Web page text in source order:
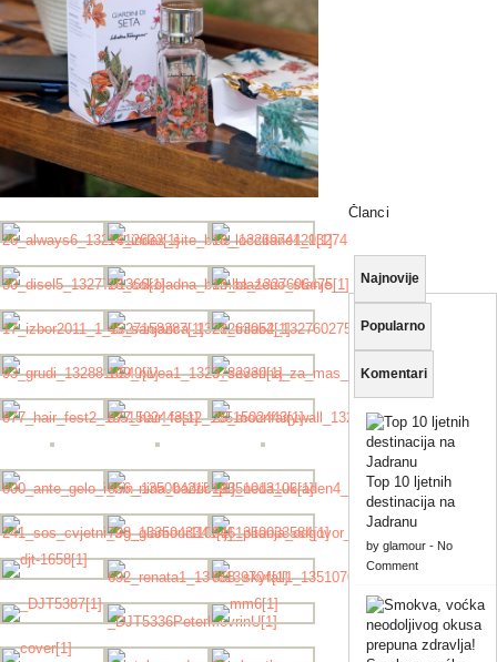
Članci
Najnovije
Popularno
Komentari
Top 10 ljetnih
destinacija na
Jadranu
by glamour- No
Comment